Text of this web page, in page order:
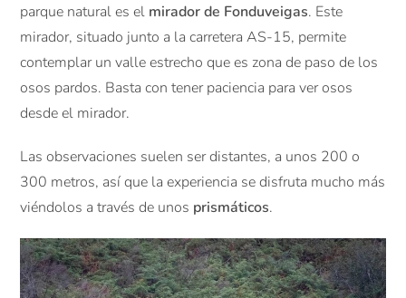
parque natural es el mirador de Fonduveigas. Este
mirador, situado junto a la carretera AS-15, permite
contemplar un valle estrecho que es zona de paso de los
osos pardos. Basta con tener paciencia para ver osos
desde el mirador.
Las observaciones suelen ser distantes, a unos 200 o
300 metros, así que la experiencia se disfruta mucho más
viéndolos a través de unos prismáticos.